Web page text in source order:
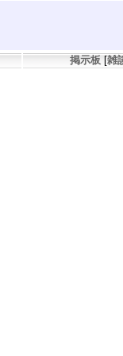
掲示板 [雑